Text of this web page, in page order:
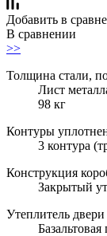
Добавить в
В сравнении
>>
Толщина стали,
Лист
98 кг
Контуры
3 контура
Конструкция
Закрытый
Утеплитель двери
Базальтовая